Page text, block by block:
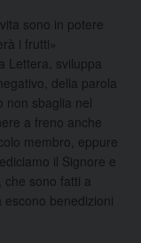
sono in potere
i frutti»
Lettera, sviluppa
della parola
non sbaglia nel
a freno anche
membro, eppure
il Signore e
sono fatti a
benedizioni